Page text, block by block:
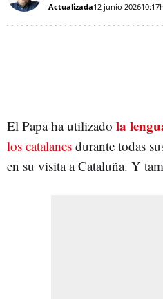
Actualizada12 junio 202610:17h
El Papa ha utilizado la
los catalanes durante todas
en su visita a Cataluña. Y